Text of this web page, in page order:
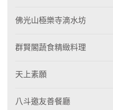
佛光山極樂寺滴水坊
群賢閣蔬食精緻料理
天上素願
八斗邀友善餐廳